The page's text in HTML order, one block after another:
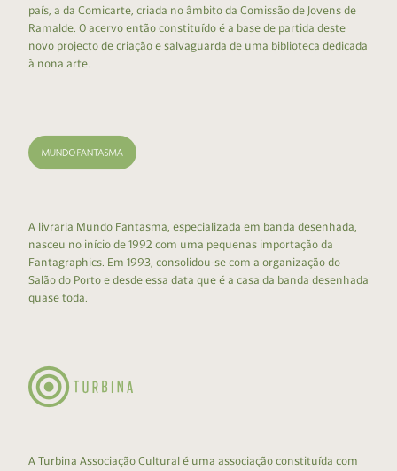
país, a da Comicarte, criada no âmbito da Comissão de Jovens de
Ramalde. O acervo então constituído é a base de partida deste
novo projecto de criação e salvaguarda de uma biblioteca dedicada
à nona arte.
A livraria Mundo Fantasma, especializada em banda desenhada,
nasceu no início de 1992 com uma pequenas importação da
Fantagraphics. Em 1993, consolidou-se com a organização do
Salão do Porto e desde essa data que é a casa da banda desenhada
quase toda.
A Turbina Associação Cultural é uma associação constituída com